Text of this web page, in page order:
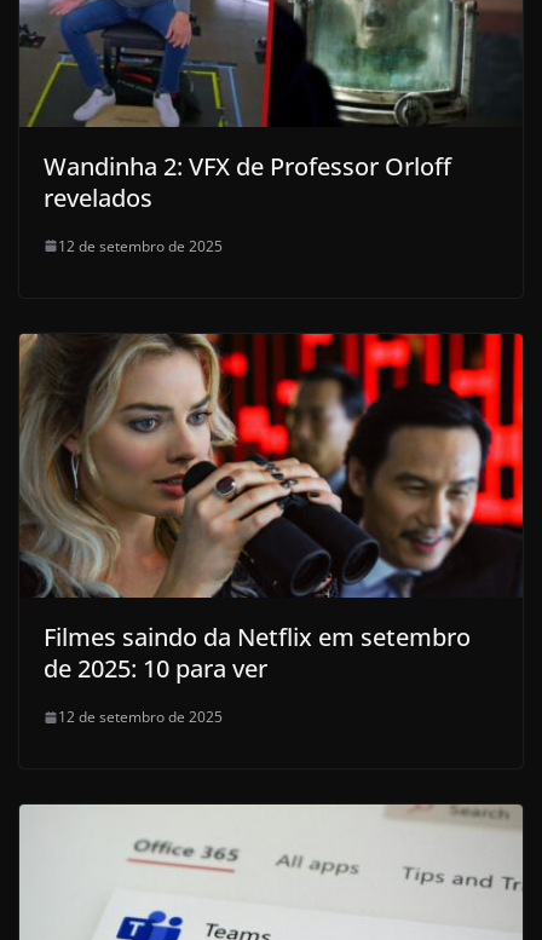
Wandinha 2: VFX de Professor Orloff
revelados
12 de setembro de 2025
Filmes saindo da Netflix em setembro
de 2025: 10 para ver
12 de setembro de 2025